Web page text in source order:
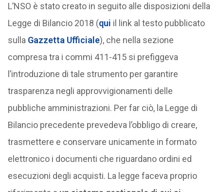
L’NSO è stato creato in seguito alle disposizioni della
Legge di Bilancio 2018 (qui il link al testo pubblicato
sulla Gazzetta Ufficiale), che nella sezione
compresa tra i commi 411-415 si prefiggeva
l’introduzione di tale strumento per garantire
trasparenza negli approvvigionamenti delle
pubbliche amministrazioni. Per far ciò, la Legge di
Bilancio precedente prevedeva l’obbligo di creare,
trasmettere e conservare unicamente in formato
elettronico i documenti che riguardano ordini ed
esecuzioni degli acquisti. La legge faceva proprio